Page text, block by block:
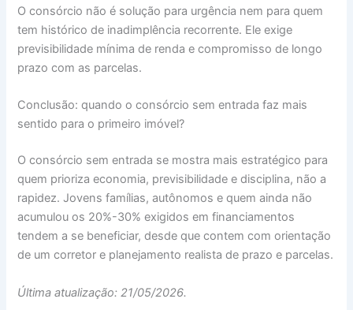
O consórcio não é solução para urgência nem para quem
tem histórico de inadimplência recorrente. Ele exige
previsibilidade mínima de renda e compromisso de longo
prazo com as parcelas.
Conclusão: quando o consórcio sem entrada faz mais
sentido para o primeiro imóvel?
O consórcio sem entrada se mostra mais estratégico para
quem prioriza economia, previsibilidade e disciplina, não a
rapidez. Jovens famílias, autônomos e quem ainda não
acumulou os 20%-30% exigidos em financiamentos
tendem a se beneficiar, desde que contem com orientação
de um corretor e planejamento realista de prazo e parcelas.
Última atualização: 21/05/2026.